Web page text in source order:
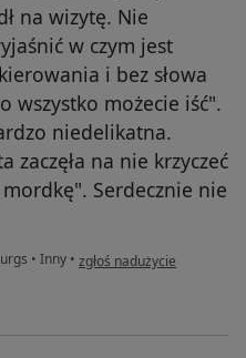
na wizytę. Nie
w czym jest
i bez słowa
wszystko możecie iść".
niedelikatna.
zaczęła na nie krzyczeć
Serdecznie nie
• Inny • w opinii użytkownika Lena
zgłoś nadużycie